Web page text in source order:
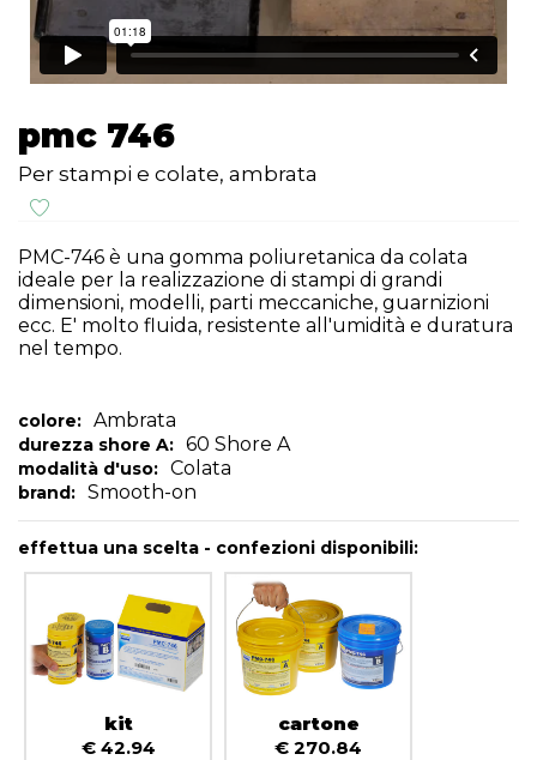
pmc 746
Per stampi e colate, ambrata
PMC-746 è una gomma poliuretanica da colata
ideale per la realizzazione di stampi di grandi
dimensioni, modelli, parti meccaniche, guarnizioni
ecc. E' molto fluida, resistente all'umidità e duratura
nel tempo.
colore: Ambrata
durezza shore A: 60 Shore A
modalità d'uso: Colata
brand: Smooth-on
effettua una scelta - confezioni disponibili:
kit
€ 42.94
cartone
€ 270.84